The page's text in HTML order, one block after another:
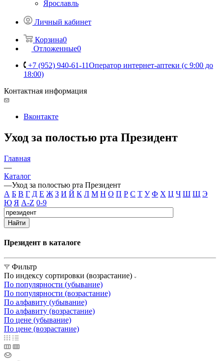
Ярославль
Личный кабинет
Корзина0
Отложенные0
+7 (952) 940-61-11Оператор интернет-аптеки (с 9:00 до
18:00)
Контактная информация
Вконтакте
Уход за полостью рта Президент
Главная
—
Каталог
—Уход за полостью рта Президент
А Б В Г Д Е Ж З И Й К Л М Н О П Р С Т У Ф Х Ц Ч Ш Щ Э
Ю Я A-Z 0-9
Найти
Президент в каталоге
Фильтр
По индексу сортировки (возрастание)
По популярности (убывание)
По популярности (возрастание)
По алфавиту (убывание)
По алфавиту (возрастание)
По цене (убывание)
По цене (возрастание)